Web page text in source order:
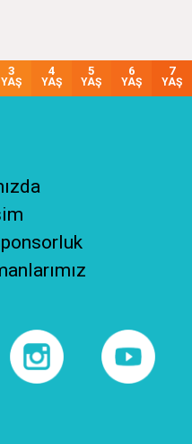
3
YAŞ
4
YAŞ
5
YAŞ
6
YAŞ
7
YAŞ